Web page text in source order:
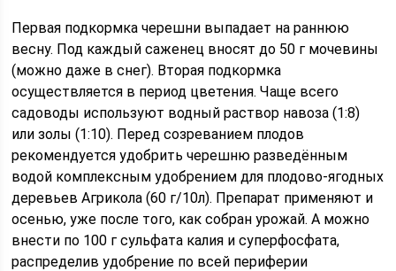
Первая подкормка черешни выпадает на раннюю
весну. Под каждый саженец вносят до 50 г мочевины
(можно даже в снег). Вторая подкормка
осуществляется в период цветения. Чаще всего
садоводы используют водный раствор навоза (1:8)
или золы (1:10). Перед созреванием плодов
рекомендуется удобрить черешню разведённым
водой комплексным удобрением для плодово-ягодных
деревьев Агрикола (60 г/10л). Препарат применяют и
осенью, уже после того, как собран урожай. А можно
внести по 100 г сульфата калия и суперфосфата,
распределив удобрение по всей периферии